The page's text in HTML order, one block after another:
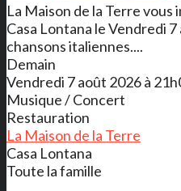
La Maison de la Terre
Casa Lontana le Vendredi
chansons italiennes....
Demain
Vendredi 7 août 2026 à
Musique / Concert
Restauration
La Maison de la Terre
Casa Lontana
Toute la famille